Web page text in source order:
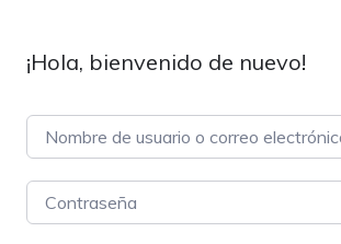
Contabilidad
Desarrollo Organizacional
¡Hola, bienvenido de nuevo!